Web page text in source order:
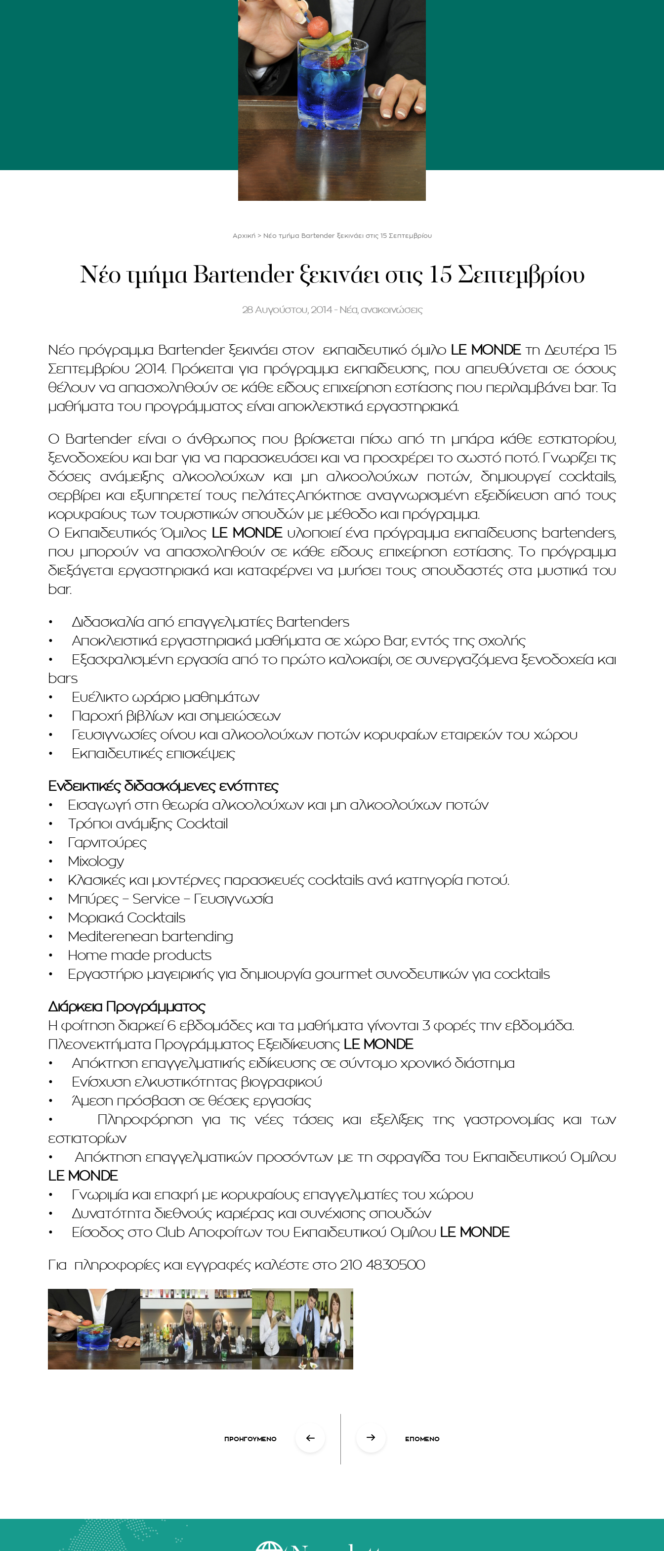
Αρχική> Νέο τμήμα Bartender ξεκινάει στις 15 Σεπτεμβρίου
Νέο τμήμα Bartender ξεκινάει στις 15 Σεπτεμβρίου
28 Αυγούστου, 2014 - Νέα, ανακοινώσεις
Νέο πρόγραμμα Βartender ξεκινάει στον εκπαιδευτικό όμιλοLE MONDEτη Δευτέρα 15
Σεπτεμβρίου 2014. Πρόκειται για πρόγραμμα εκπαίδευσης, που απευθύνεται σε όσους
θέλουν να απασχοληθούν σε κάθε είδους επιχείρηση εστίασης που περιλαμβάνει bar. Τα
μαθήματα του προγράμματος είναι αποκλειστικά εργαστηριακά.
Ο Bartender είναι ο άνθρωπος που βρίσκεται πίσω από τη μπάρα κάθε εστιατορίου,
ξενοδοχείου και bar για να παρασκευάσει και να προσφέρει το σωστό ποτό. Γνωρίζει τις
δόσεις ανάμειξης αλκοολούχων και μη αλκοολούχων ποτών, δημιουργεί cocktails,
σερβίρει και εξυπηρετεί τους πελάτες.Απόκτησε αναγνωρισμένη εξειδίκευση από τους
κορυφαίους των τουριστικών σπουδών με μέθοδο και πρόγραμμα.
Ο Εκπαιδευτικός Όμιλος LE MONDEυλοποιεί ένα πρόγραμμα εκπαίδευσης bartenders,
που μπορούν να απασχοληθούν σε κάθε είδους επιχείρηση εστίασης. Το πρόγραμμα
διεξάγεται εργαστηριακά και καταφέρνει να μυήσει τους σπουδαστές στα μυστικά του
bar.
• Διδασκαλία από επαγγελματίες Bartenders
• Αποκλειστικά εργαστηριακά μαθήματα σε χώρο Bar, εντός της σχολής
• Εξασφαλισμένη εργασία από το πρώτο καλοκαίρι, σε συνεργαζόμενα ξενοδοχεία και
bars
• Ευέλικτο ωράριο μαθημάτων
• Παροχή βιβλίων και σημειώσεων
• Γευσιγνωσίες οίνου και αλκοολούχων ποτών κορυφαίων εταιρειών του χώρου
• Εκπαιδευτικές επισκέψεις
Ενδεικτικές διδασκόμενες ενότητες
• Εισαγωγή στη θεωρία αλκοολούχων και μη αλκοολούχων ποτών
• Τρόποι ανάμιξης Cocktail
• Γαρνιτούρες
• Mixology
• Κλασικές και μοντέρνες παρασκευές cocktails ανά κατηγορία ποτού.
• Μπύρες – Service – Γευσιγνωσία
• Μοριακά Cocktails
• Mediterenean bartending
• Home made products
• Εργαστήριο μαγειρικής για δημιουργία gourmet συνοδευτικών για cocktails
Διάρκεια Προγράμματος
Η φοίτηση διαρκεί 6 εβδομάδες και τα μαθήματα γίνονται 3 φορές την εβδομάδα.
Πλεονεκτήματα Προγράμματος Εξειδίκευσης LE MONDE
• Απόκτηση επαγγελματικής ειδίκευσης σε σύντομο χρονικό διάστημα
• Ενίσχυση ελκυστικότητας βιογραφικού
• Άμεση πρόσβαση σε θέσεις εργασίας
• Πληροφόρηση για τις νέες τάσεις και εξελίξεις της γαστρονομίας και των
εστιατορίων
• Απόκτηση επαγγελματικών προσόντων με τη σφραγίδα του Εκπαιδευτικού Ομίλου
LE MONDE
• Γνωριμία και επαφή με κορυφαίους επαγγελματίες του χώρου
• Δυνατότητα διεθνούς καριέρας και συνέχισης σπουδών
• Είσοδος στο Club Αποφοίτων του Εκπαιδευτικού Ομίλου LE MONDE
Για πληροφορίες και εγγραφές καλέστε στο 210 4830500
ΠΡΟΗΓΟΥΜΕΝΟ ΕΠΟΜΕΝΟ